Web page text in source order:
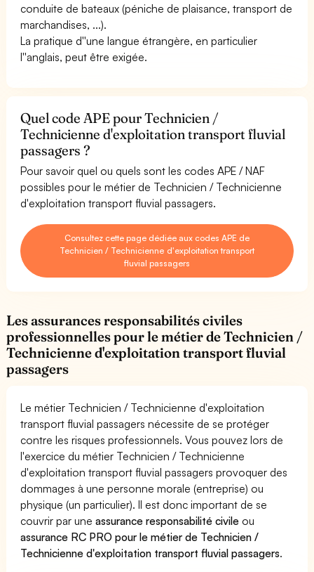
conduite de bateaux (péniche de plaisance, transport de
marchandises, ...).
La pratique d''une langue étrangère, en particulier
l''anglais, peut être exigée.
Quel code APE pour Technicien /
Technicienne d'exploitation transport fluvial
passagers ?
Pour savoir quel ou quels sont les codes APE / NAF
possibles pour le métier de Technicien / Technicienne
d'exploitation transport fluvial passagers.
Consultez cette page dédiée aux codes APE de
Technicien / Technicienne d'exploitation transport
fluvial passagers
Les assurances responsabilités civiles
professionnelles pour le métier de Technicien /
Technicienne d'exploitation transport fluvial
passagers
Le métier Technicien / Technicienne d'exploitation
transport fluvial passagers nécessite de se protéger
contre les risques professionnels. Vous pouvez lors de
l'exercice du métier Technicien / Technicienne
d'exploitation transport fluvial passagers provoquer des
dommages à une personne morale (entreprise) ou
physique (un particulier). Il est donc important de se
couvrir par uneassurance responsabilité civile ou
assurance RC PRO pour le métier de Technicien /
Technicienne d'exploitation transport fluvial passagers.